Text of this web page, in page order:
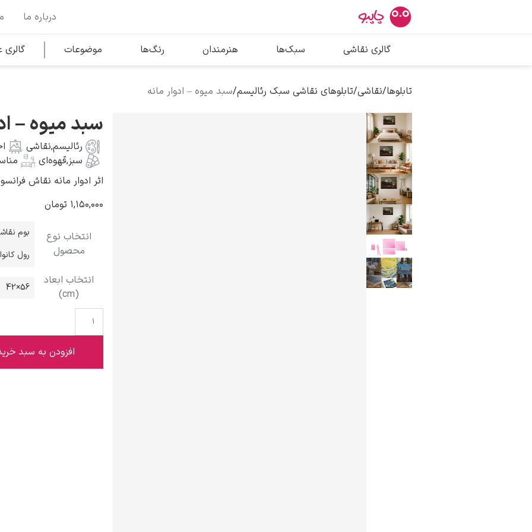
بیشترین جستجوها
پیکاسو
سالوادور دالی
محبوب‌ترین هنرمندان
درباره ما
گالری نقاشی سبک‌ها هنرمندان رنگ‌ها موضوعات
تابلوها/نقاشی/تابلوهای نقاشی سبک رئالیسم/سبد میوه – ادوار مانه
سبد میوه –
رئالیسم,نقاشی
سبز,قهوه‌ای
اثر ادوار مانه نقاش فرانسوی به
۱,۱۵۰,۰۰۰ تومان
انتخاب نوع
محصول
بوم
رول
انتخاب ابعاد
(cm)
56×42
افزودن به سبد